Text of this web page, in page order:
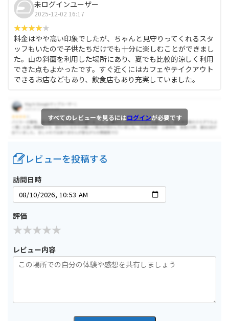
未ログインユーザー
2025-12-02 16:17
料金はやや高い印象でしたが、ちゃんと見守りってくれるスタ
ッフもいたので子供たちだけでも十分に楽しむことができまし
た。山の斜面を利用した場所にあり、夏でも比較的涼しく利用
できた点もよかったです。すぐ近くにはカフェやテイクアウト
できるお店などもあり、飲食店もあり充実していました。
すべてのレビューを見るにはログインが必要です
レビューを投稿する
訪問日時
評価
レビュー内容